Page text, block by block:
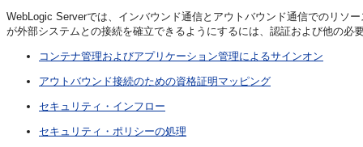
WebLogic Serverでは、インバウンド通信とアウトバウンド通信でのリソ
が外部システムとの接続を確立できるようにするには、認証および他の必
コンテナ管理およびアプリケーション管理によるサインオン
アウトバウンド接続のための資格証明マッピング
セキュリティ・インフロー
セキュリティ・ポリシーの処理